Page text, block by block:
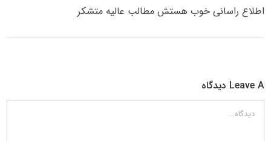
اطلاع راسانی خوب هستش مطالب عالیه متشکر
Leave A دیدگاه
دیدگاه